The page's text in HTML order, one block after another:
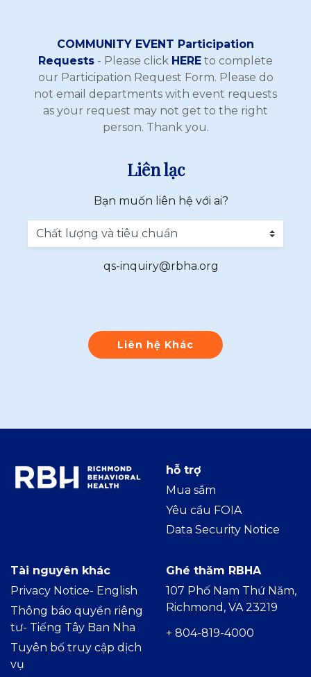
COMMUNITY EVENT Participation
Requests - Please click HERE to complete
our Participation Request Form. Please do
not email departments with event requests
as your request may not get to the right
person. Thank you.
Liên lạc
Bạn muốn liên hệ với ai?
qs-inquiry@rbha.org
Liên hệ Khác
hỗ trợ
Mua sắm
Yêu cầu FOIA
Data Security Notice
Tài nguyên khác
Privacy Notice- English
Thông báo quyền riêng
tư- Tiếng Tây Ban Nha
Tuyên bố truy cập dịch
vụ
Ghé thăm RBHA
107 Phố Nam Thứ Năm,
Richmond, VA 23219
+ 804-819-4000